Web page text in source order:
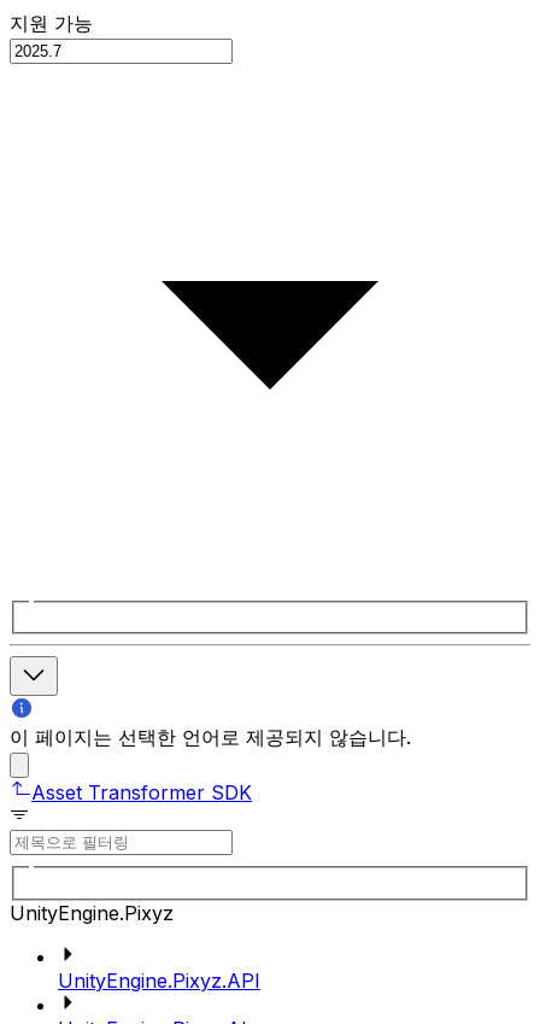
지원 가능
이 페이지는 선택한 언어로 제공되지 않습니다.
Asset Transformer SDK
UnityEngine.Pixyz
UnityEngine.Pixyz.API